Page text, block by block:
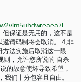
保证是无用的，这不是
邀请码制将会取消。 4,非
方法实施后取消这一限
则，允许您所说的 自杀
的故意使坏导致希望，
们十分包容且自由。